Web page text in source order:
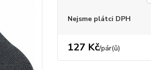
Nejsme plátci DPH
127 Kč/pár(ů)